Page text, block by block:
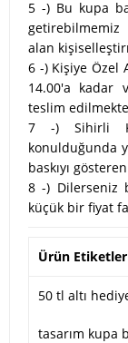
5 -) Bu kupa
getirebilmemiz
alan
6 -) Kişiye Özel
14.00'a kadar
teslim
7 -) Sihirli
konulduğunda
baskıyı
8 -) Dilerseniz
küçük bir fiyat
Ürün
50 tl altı
tasarım kupa